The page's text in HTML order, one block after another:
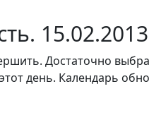
15.02.2013
Достаточно
день. Календарь